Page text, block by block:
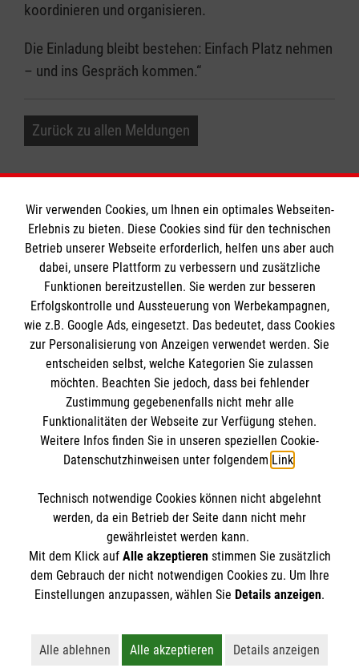
koordinieren und organisieren.
Die Einladung bleibt bestehen: Einfach Platz nehmen
– und ins Gespräch kommen.“
Zurück zu allen Meldungen
Informationen
Impressum
Datenschutz
Kontakt
Die Malteser
Malteser in Deutschland
Malteserorden
Sharepoint
Spendenkonto
Bank: Pax-Bank
IBAN: DE60370601201201206290
BIC: GENODED1PA7
So finden Sie uns
Bahnhofstraße 78 A8
47546 Kalkar
Email:kristin.waelbers@malteser.org
Der Malteser Hilfsdienst e.V. ist als eingetragene
Gewerbesteuer befreit.
Wir verwenden Cookies, um Ihnen ein optimales Webseiten-
Erlebnis zu bieten. Diese Cookies sind für den technischen
Betrieb unserer Webseite erforderlich, helfen uns aber auch
dabei, unsere Plattform zu verbessern und zusätzliche
Funktionen bereitzustellen. Sie werden zur besseren
Erfolgskontrolle und Aussteuerung von Werbekampagnen,
wie z.B. Google Ads, eingesetzt. Das bedeutet, dass Cookies
zur Personalisierung von Anzeigen verwendet werden. Sie
entscheiden selbst, welche Kategorien Sie zulassen
möchten. Beachten Sie jedoch, dass bei fehlender
Zustimmung gegebenenfalls nicht mehr alle
Funktionalitäten der Webseite zur Verfügung stehen.
Weitere Infos finden Sie in unseren speziellen Cookie-
Datenschutzhinweisen unter folgendem Link.
Technisch notwendige Cookies können nicht abgelehnt
werden, da ein Betrieb der Seite dann nicht mehr
gewährleistet werden kann.
Mit dem Klick auf Alle akzeptierenstimmen Sie zusätzlich
dem Gebrauch der nicht notwendigen Cookies zu. Um Ihre
Einstellungen anzupassen, wählen Sie Details anzeigen.
Alle ablehnen
Lehnt alle nicht-essentiellen Cookies ab
Alle akzeptieren
Akzeptiert alle Cookies
Details anzeigen